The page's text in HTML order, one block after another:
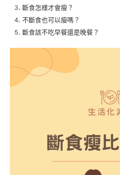
斷食怎樣才會瘦？
不斷食也可以瘦嗎？
斷食該不吃早餐還是晚餐？